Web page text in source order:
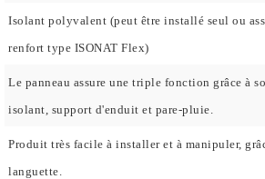
Isolant polyvalent (peut être installé seul ou
renfort type ISONAT Flex)
Le panneau assure une triple fonction grâce à
isolant, support d'enduit et pare-pluie.
Produit très facile à installer et à manipuler,
languette.